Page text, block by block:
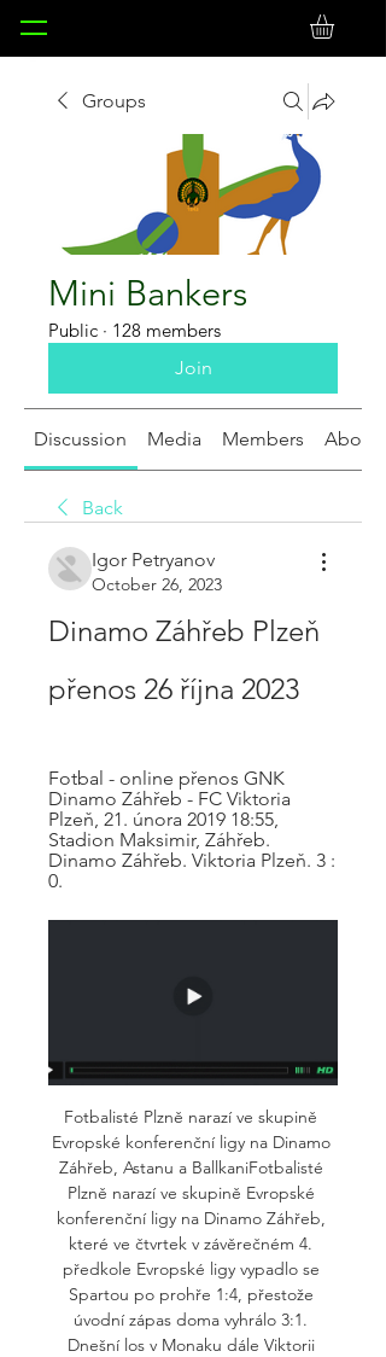
Groups
Mini Bankers
Public · 128 members
Join
Discussion Media Members About
Back
Igor Petryanov
October 26, 2023
Dinamo Záhřeb Plzeň
přenos 26 října 2023
Fotbal - online přenos GNK
Dinamo Záhřeb - FC Viktoria
Plzeň, 21. února 2019 18:55,
Stadion Maksimir, Záhřeb.
Dinamo Záhřeb. Viktoria Plzeň. 3 :
0.
Fotbalisté Plzně narazí ve skupině
Evropské konferenční ligy na Dinamo
Záhřeb, Astanu a BallkaniFotbalisté
Plzně narazí ve skupině Evropské
konferenční ligy na Dinamo Záhřeb,
které ve čtvrtek v závěrečném 4.
předkole Evropské ligy vypadlo se
Spartou po prohře 1:4, přestože
úvodní zápas doma vyhrálo 3:1.
Dnešní los v Monaku dále Viktorii